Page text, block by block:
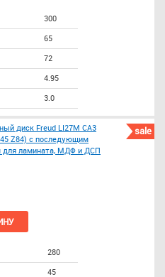
300
65
72
4.95
3.0
sale
диск Freud LI27M CA3
Z84) с последующим
для ламината, МДФ и ДСП
280
45